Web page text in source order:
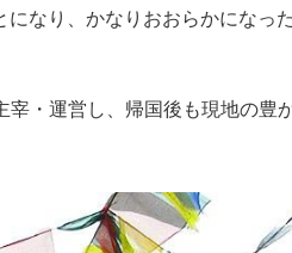
なり、かなりおおらかになっ
宰・運営し、帰国後も現地の豊